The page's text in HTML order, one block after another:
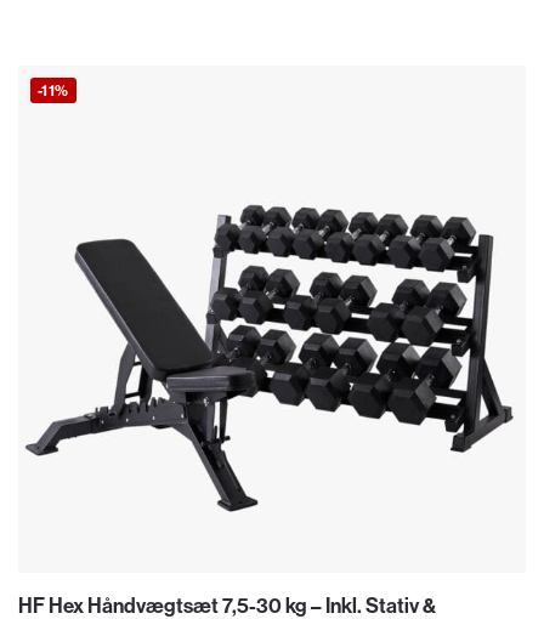
-11%
HF Hex Håndvægtsæt 7,5-30 kg – Inkl. Stativ &